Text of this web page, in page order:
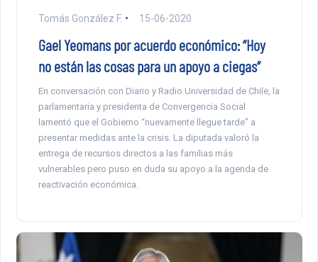
Tomás González F. 15-06-2020
Gael Yeomans por acuerdo económico: “Hoy
no están las cosas para un apoyo a ciegas”
En conversación con Diario y Radio Universidad de Chile, la
parlamentaria y presidenta de Convergencia Social
lamentó que el Gobierno “nuevamente llegue tarde” a
presentar medidas ante la crisis. La diputada valoró la
entrega de recursos directos a las familias más
vulnerables pero puso en duda su apoyo a la agenda de
reactivación económica.